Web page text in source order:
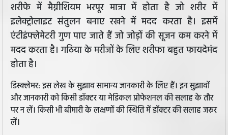
शरीफे में मैग्नीशियम भरपूर मात्रा में होता है जो शरीर में
इलेक्ट्रोलाइट संतुलन बनाए रखने में मदद करता है। इसमें
एंटीइंफ्लेमेटरी गुण पाए जाते हैं जो जोड़ों की सूजन कम करने में
मदद करता है। गठिया के मरीजों के लिए शरीफा बहुत फायदेमंद
होता है।
डिस्क्लेमर: इस लेख के सुझाव सामान्य जानकारी के लिए हैं। इन सुझावों
और जानकारी को किसी डॉक्टर या मेडिकल प्रोफेशनल की सलाह के तौर
पर न लें। किसी भी बीमारी के लक्षणों की स्थिति में डॉक्टर की सलाह जरूर
लें।